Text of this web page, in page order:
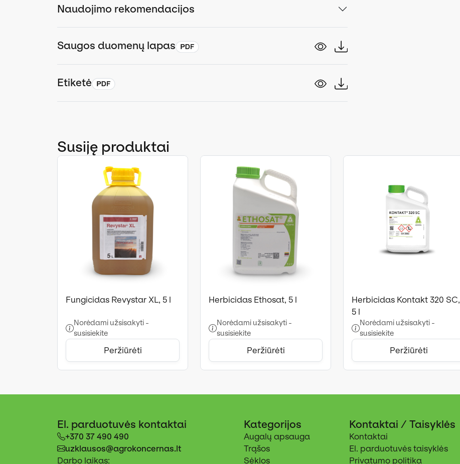
Naudojimo rekomendacijos
Saugos duomenų lapas
Etiketė
Susiję produktai
Fungicidas Revystar XL, 5 l
Norėdami užsisakyti -
susisiekite
Peržiūrėti
Herbicidas Ethosat, 5 l
Norėdami užsisakyti -
susisiekite
Peržiūrėti
Herbicidas Kontakt 320 SC,
5 l
Norėdami užsisakyti -
susisiekite
Peržiūrėti
El. parduotuvės kontaktai
+370 37 490 490
uzklausos@agrokoncernas.lt
Darbo laikas:
Kategorijos
Augalų apsauga
Trąšos
Sėklos
Kontaktai / Taisyklės
Kontaktai
El. parduotuvės taisyklės
Privatumo politika